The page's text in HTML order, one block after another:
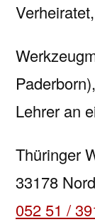
Paderborn),
Lehrer an
Thüringer
33178
052 51 /